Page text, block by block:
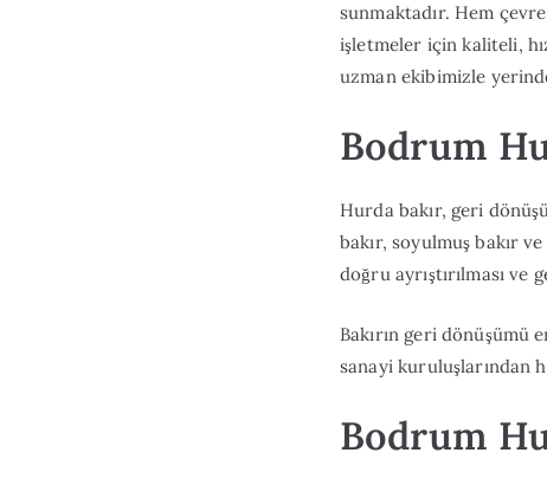
sunmaktadır. Hem
işletmeler için kaliteli,
uzman ekibimizle
Bodrum
Hurda bakır, geri
bakır, soyulmuş bakır
doğru ayrıştırılması
Bakırın geri dönüşümü
sanayi kuruluşlarından
Bodrum